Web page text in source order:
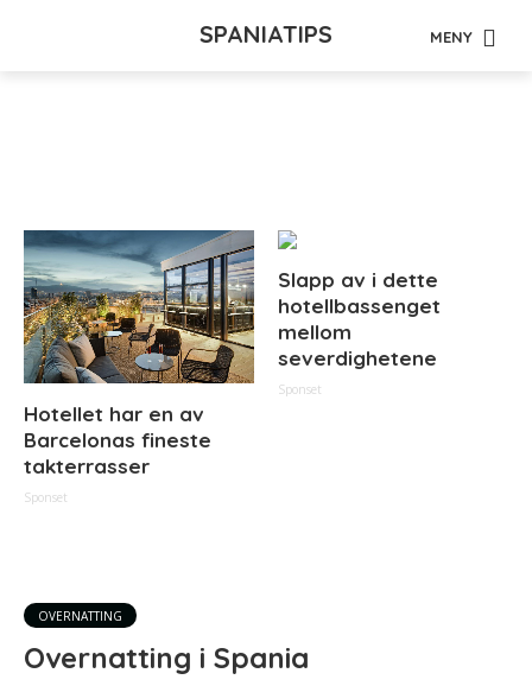
SPANIATIPS MENY
Hotellet har en av
Barcelonas fineste
takterrasser
Sponset
Slapp av i dette
hotellbassenget
mellom
severdighetene
Sponset
OVERNATTING
Overnatting i Spania